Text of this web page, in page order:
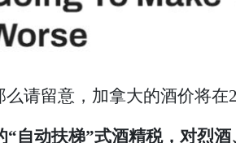
请留意，加拿大的酒价将在
“自动扶梯”式酒精税，对烈